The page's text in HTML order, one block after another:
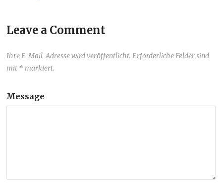
Leave a Comment
Ihre E-Mail-Adresse wird veröffentlicht. Erforderliche Felder sind
mit * markiert.
Message